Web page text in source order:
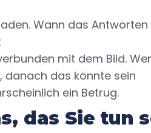
Wann das
mit dem Bild.
danach das könnte sein
ein Betrug.
das Sie tun